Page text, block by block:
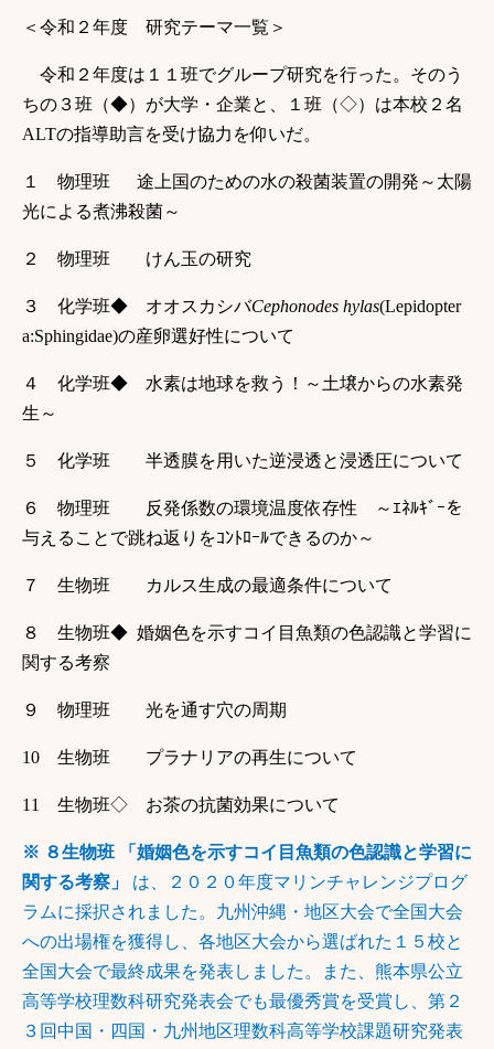
＜令和２年度 研究テーマ一覧＞
令和２年度は１１班でグループ研究を行った。そのう
ちの３班（◆）が大学・企業と、１班（◇）は本校２名
ALTの指導助言を受け協力を仰いだ。
１ 物理班
途上国のための水の殺菌装置の開発～太陽
光による煮沸殺菌～
２ 物理班 けん玉の研究
３ 化学班◆ オオスカシバCephonodes hylas(Lepidopter
a:Sphingidae)の産卵選好性について
４
化学班◆ 水素は地球を救う！～土壌からの水素発
生～
５ 化学班 半透膜を用いた逆浸透と浸透圧について
６ 物理班 反発係数の環境温度依存性
～ｴﾈﾙｷﾞｰを
与えることで跳ね返りをｺﾝﾄﾛｰﾙできるのか～
７ 生物班 カルス生成の最適条件について
８ 生物班◆ 婚姻色を示すコイ目魚類の色認識と学習に
関する考察
９ 物理班 光を通す穴の周期
10 生物班 プラナリアの再生について
11 生物班◇ お茶の抗菌効果について
※ ８生物班 「婚姻色を示すコイ目魚類の色認識と学習に
関する考察」 は、２０２０年度マリンチャレンジプログ
ラムに採択されました。九州沖縄・地区大会で全国大会
への出場権を獲得し、各地区大会から選ばれた１５校と
全国大会で最終成果を発表しました。また、熊本県公立
高等学校理数科研究発表会でも最優秀賞を受賞し、第２
３回中国・四国・九州地区理数科高等学校課題研究発表